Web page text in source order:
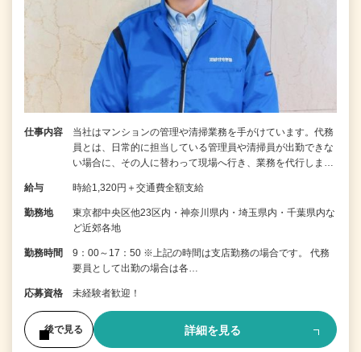
仕事内容
当社はマンションの管理や清掃業務を手がけています。代務
員とは、日常的に担当している管理員や清掃員が出勤できな
い場合に、その人に替わって現場へ行き、業務を代行しま…
給与 時給1,320円＋交通費全額支給
勤務地
東京都中央区他23区内・神奈川県内・埼玉県内・千葉県内な
ど近郊各地
勤務時間
9：00～17：50 ※上記の時間は支店勤務の場合です。 代務
要員として出勤の場合は各…
応募資格 未経験者歓迎！
後で見る 詳細を見る